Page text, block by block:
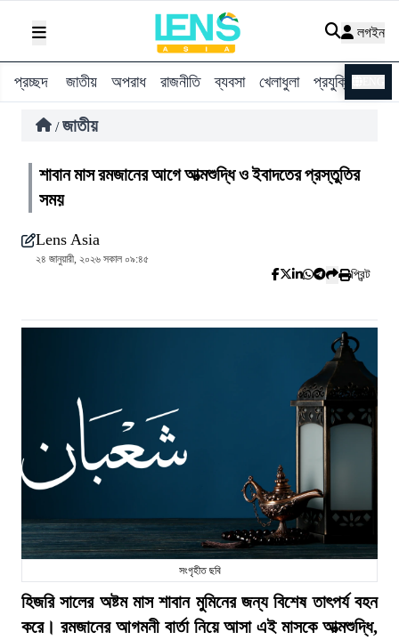
লগইন
প্রচ্ছদ জাতীয় অপরাধ রাজনীতি ব্যবসা খেলাধুলা প্রযুক্তি
/ জাতীয়
শাবান মাস রমজানের আগে আত্মশুদ্ধি ও ইবাদতের প্রস্তুতির
সময়
Lens Asia
২৪ জানুয়ারী, ২০২৬ সকাল ০৯:৪৫
প্রিন্ট
সংগৃহীত ছবি
হিজরি সালের অষ্টম মাস শাবান মুমিনের জন্য বিশেষ তাৎপর্য বহন
করে। রমজানের আগমনী বার্তা নিয়ে আসা এই মাসকে আত্মশুদ্ধি,